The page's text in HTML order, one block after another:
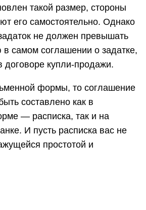
такой размер, стороны
его самостоятельно. Однако
не должен превышать
в самом соглашении о задатке,
договоре купли-продажи.
формы, то соглашение
составлено как в
— расписка, так и на
И пусть расписка вас не
простотой и